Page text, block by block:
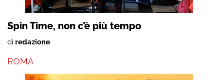
Spin Time, non c’è più tempo
di redazione
ROMA